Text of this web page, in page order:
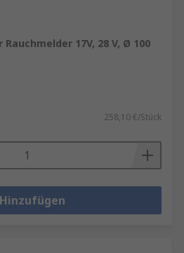
17V, 28 V, Ø 100
258,10 €/Stück
Hinzufügen